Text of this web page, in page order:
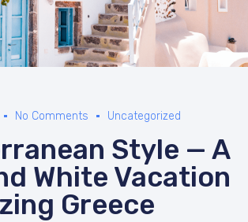
No Comments Uncategorized
Style — A
White Vacation
Greece